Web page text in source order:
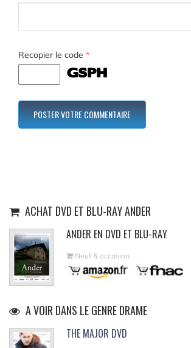
Recopier le code *
ACHAT DVD ET BLU-RAY ANDER
ANDER EN DVD ET BLU-RAY
Neuf & occasion
A VOIR DANS LE GENRE DRAME
THE MAJOR DVD